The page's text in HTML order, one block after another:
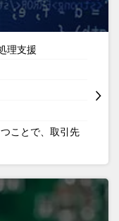
理支援
ことで、取引先